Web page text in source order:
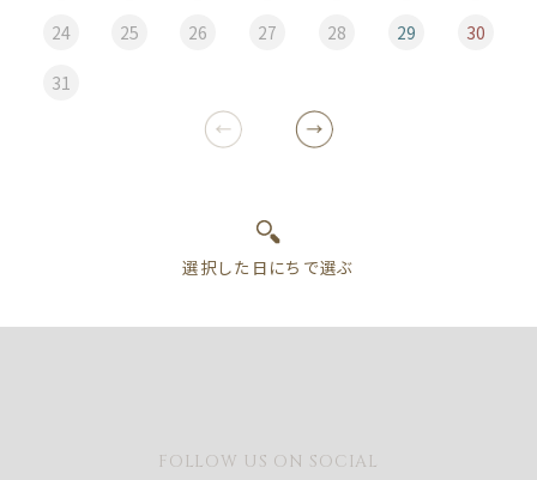
24 25 26 27 28 29 30
31
FOLLOW US ON SOCIAL